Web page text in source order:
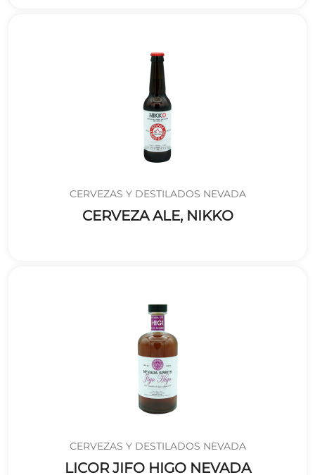
CERVEZAS Y DESTILADOS NEVADA
CERVEZA ALE, NIKKO
CERVEZAS Y DESTILADOS NEVADA
LICOR JIFO HIGO NEVADA